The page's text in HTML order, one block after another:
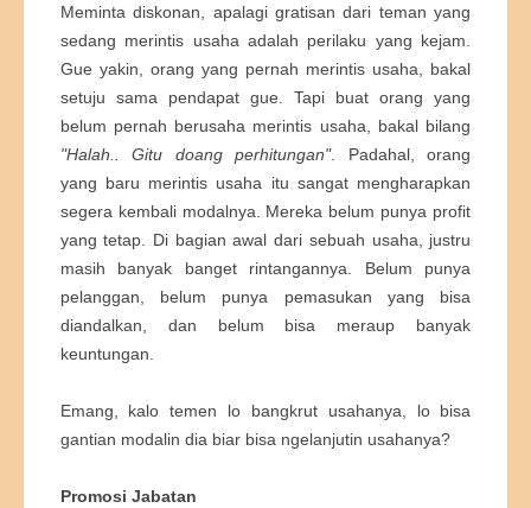
Meminta diskonan, apalagi gratisan dari teman yang
sedang merintis usaha adalah perilaku yang kejam.
Gue yakin, orang yang pernah merintis usaha, bakal
setuju sama pendapat gue. Tapi buat orang yang
belum pernah berusaha merintis usaha, bakal bilang
"Halah.. Gitu doang perhitungan". Padahal, orang
yang baru merintis usaha itu sangat mengharapkan
segera kembali modalnya. Mereka belum punya profit
yang tetap. Di bagian awal dari sebuah usaha, justru
masih banyak banget rintangannya. Belum punya
pelanggan, belum punya pemasukan yang bisa
diandalkan, dan belum bisa meraup banyak
keuntungan.
Emang, kalo temen lo bangkrut usahanya, lo bisa
gantian modalin dia biar bisa ngelanjutin usahanya?
Promosi Jabatan